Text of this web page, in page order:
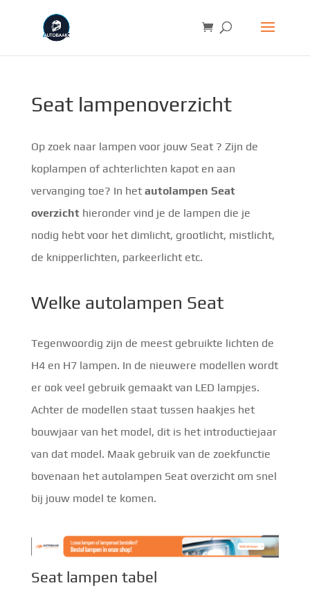
Seat lampenoverzicht
Op zoek naar lampen voor jouw Seat ? Zijn de
koplampen of achterlichten kapot en aan
vervanging toe? In hetautolampen Seat
overzichthieronder vind je de lampen die je
nodig hebt voor het dimlicht, grootlicht, mistlicht,
de knipperlichten, parkeerlicht etc.
Welke autolampen Seat
Tegenwoordig zijn de meest gebruikte lichten de
H4 en H7 lampen. In de nieuwere modellen wordt
er ook veel gebruik gemaakt van LED lampjes.
Achter de modellen staat tussen haakjes het
bouwjaar van het model, dit is het introductiejaar
van dat model. Maak gebruik van de zoekfunctie
bovenaan het autolampen Seat overzicht om snel
bij jouw model te komen.
Seat lampen tabel